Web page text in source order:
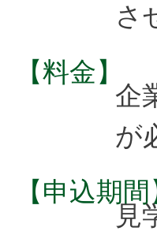
さ
【料金】
企
が
【申込期間
見